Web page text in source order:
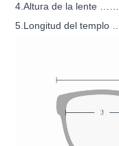
4.Altura de la
5.Longitud del